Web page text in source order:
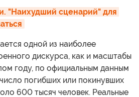
"Наихудший сценарий" для
одной из наиболее
дискурса, как и масштабы
году, по официальным данным
погибших или покинувших
600 тысяч человек. Реальные